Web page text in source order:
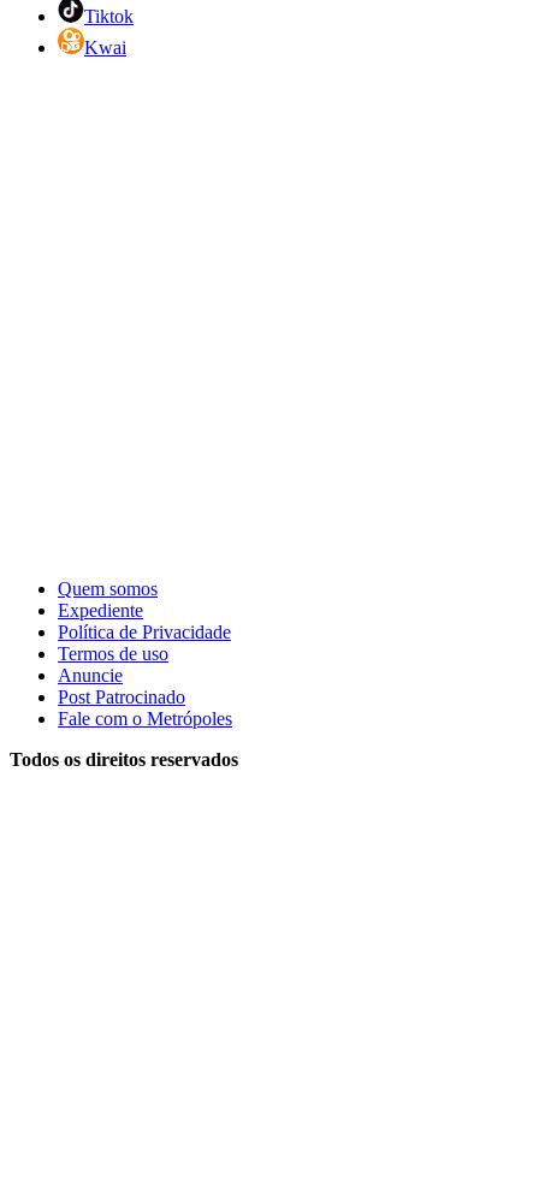
Tiktok
Kwai
Quem somos
Expediente
Política de Privacidade
Termos de uso
Anuncie
Post Patrocinado
Fale com o Metrópoles
Todos os direitos reservados